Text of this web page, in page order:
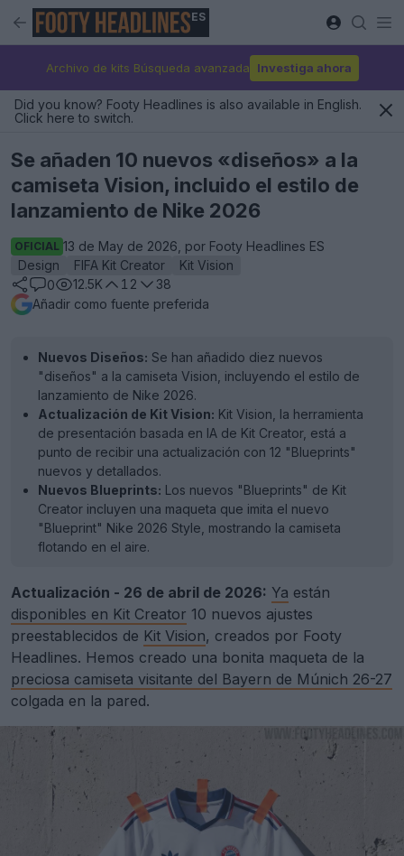
ES
Archivo de kits Búsqueda avanzada Investiga ahora
Did you know? Footy Headlines is also available in English.
Click here to switch.
Se añaden 10 nuevos «diseños» a la
camiseta Vision, incluido el estilo de
lanzamiento de Nike 2026
OFICIAL 13 de May de 2026, por Footy Headlines ES
Design
FIFA Kit Creator
Kit Vision
0
12.5K 12
38
Añadir como fuente preferida
Nuevos Diseños: Se han añadido diez nuevos
"diseños" a la camiseta Vision, incluyendo el estilo de
lanzamiento de Nike 2026.
Actualización de Kit Vision: Kit Vision, la herramienta
de presentación basada en IA de Kit Creator, está a
punto de recibir una actualización con 12 "Blueprints"
nuevos y detallados.
Nuevos Blueprints: Los nuevos "Blueprints" de Kit
Creator incluyen una maqueta que imita el nuevo
"Blueprint" Nike 2026 Style, mostrando la camiseta
flotando en el aire.
Actualización - 26 de abril de 2026: Ya están
disponibles en Kit Creator 10 nuevos ajustes
preestablecidos de Kit Vision, creados por Footy
Headlines. Hemos creado una bonita maqueta de la
preciosa camiseta visitante del Bayern de Múnich 26-27
colgada en la pared.